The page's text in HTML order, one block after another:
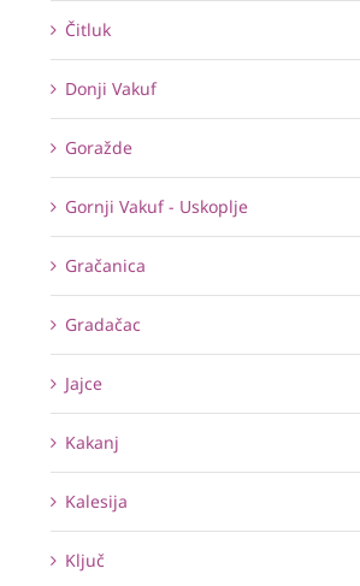
Čitluk
Donji Vakuf
Goražde
Gornji Vakuf - Uskoplje
Gračanica
Gradačac
Jajce
Kakanj
Kalesija
Ključ